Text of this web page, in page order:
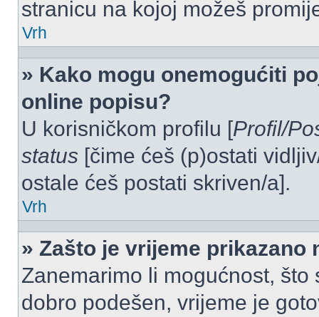
stranicu na kojoj možeš
Vrh
» Kako mogu onemogućiti
online popisu?
U korisničkom profilu [Profil/
status [čime ćeš (p)ostati
ostale ćeš postati skriven/a].
Vrh
» Zašto je vrijeme prikazano
Zanemarimo li mogućnost,
dobro podešen, vrijeme je